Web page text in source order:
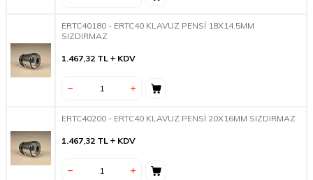
ERTC40180 - ERTC40 KLAVUZ PENSİ 18X14.5MM
SIZDIRMAZ
1.467,32 TL KDV
ERTC40200 - ERTC40 KLAVUZ PENSİ 20X16MM SIZDIRMAZ
1.467,32 TL KDV